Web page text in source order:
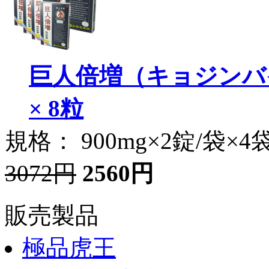
巨人倍増（キョジン
× 8粒
規格： 900mg×2錠/袋×4
3072円 2560円
販売製品
極品虎王